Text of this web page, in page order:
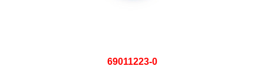
69011223-0